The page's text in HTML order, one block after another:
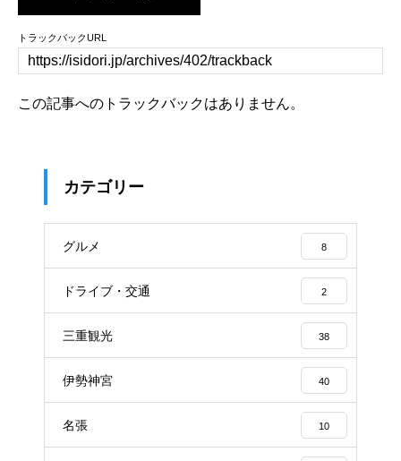
トラックバックURL
この記事へのトラックバックはありません。
カテゴリー
グルメ 8
ドライブ・交通 2
三重観光 38
伊勢神宮 40
名張 10